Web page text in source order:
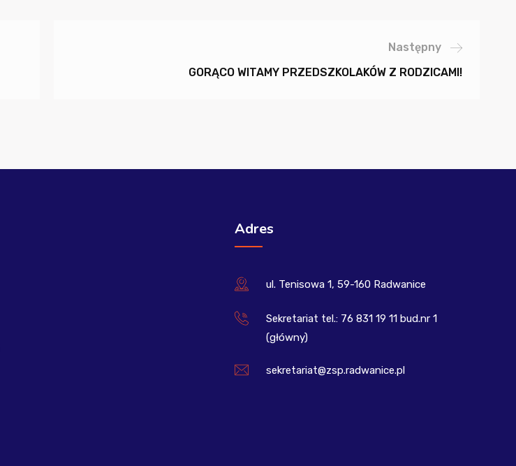
Następny
GORĄCO WITAMY PRZEDSZKOLAKÓW Z RODZICAMI!
Adres
ul. Tenisowa 1, 59-160 Radwanice
Sekretariat tel.: 76 831 19 11 bud.nr 1
(główny)
sekretariat@zsp.radwanice.pl